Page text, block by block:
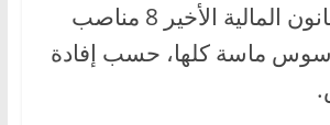
المحدثة في قانون المالية الأخير 8 مناصب
سوس ماسة كلها، حسب إفادة